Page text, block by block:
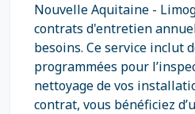
Nouvelle Aquitaine -
contrats d'entretien
besoins. Ce service inclut
programmées pour
nettoyage de vos
contrat, vous bénéficiez